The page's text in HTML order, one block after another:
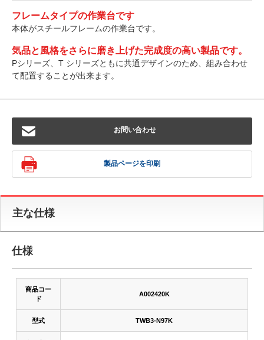
フレームタイプの作業台です
本体がスチールフレームの作業台です。
気品と風格をさらに磨き上げた完成度の高い製品です。
Pシリーズ、T シリーズともに共通デザインのため、組み合わせ
て配置することが出来ます。
お問い合わせ
製品ページを印刷
主な仕様
仕様
商品コー
ド
A002420K
型式 TWB3-N97K